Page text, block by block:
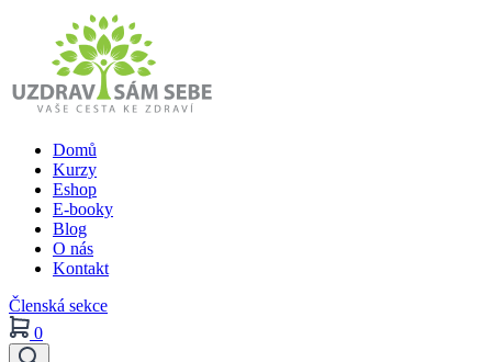
Domů
Kurzy
Eshop
E-booky
Blog
O nás
Kontakt
Členská sekce
0